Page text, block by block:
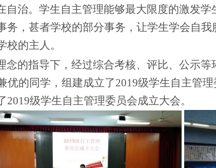
治。学生自主管理能够最大限度的激发学
务，甚者学校的部分事务，让学生学会自
校的主人。
的指导下，经过综合考核、评比、公示等
优的同学，组建成立了2019级学生自主管
2019级学生自主管理委员会成立大会。